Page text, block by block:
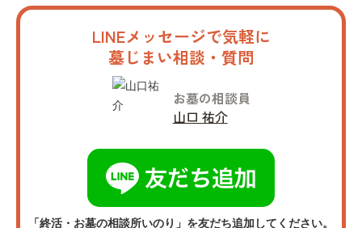
LINEメッセージで気軽に
墓じまい相談・質問
お墓の相談員
山口 祐介
「終活・お墓の相談所いのり」を友だち追加してください。